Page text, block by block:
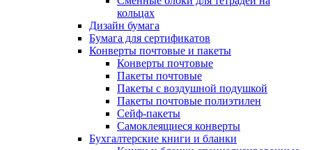
кольцах
Дизайн бумага
Бумага для сертификатов
Конверты почтовые и пакеты
Конверты почтовые
Пакеты почтовые
Пакеты с воздушной подушкой
Пакеты почтовые полиэтилен
Сейф-пакеты
Самоклеящиеся конверты
Бухгалтерские книги и бланки